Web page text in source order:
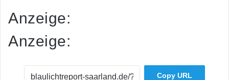
Anzeige:
Anzeige:
Copy URL